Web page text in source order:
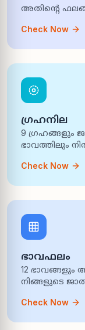
അതിന്റെ
Check Now
ഗ്രഹനില
9 ഗ്രഹങ്ങളും
ഭാവത്തിലും
Check Now
ഭാവഫലം
12 ഭാവങ്ങളും
നിങ്ങളുടെ
Check Now